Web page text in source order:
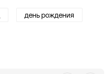
день рождения